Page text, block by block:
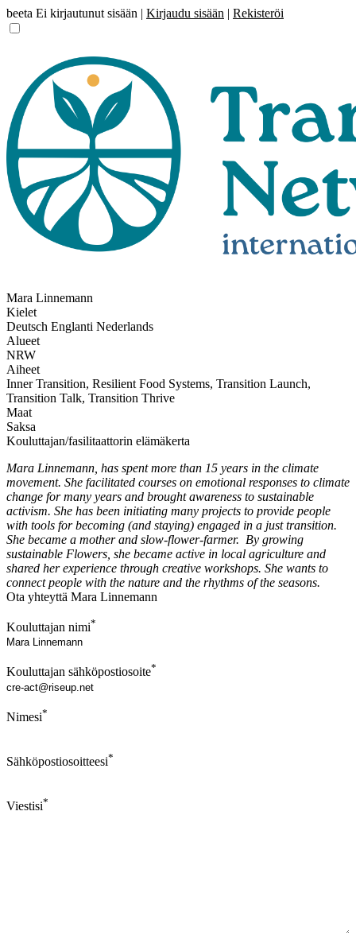
beeta Ei kirjautunut sisään | Kirjaudu sisään | Rekisteröi
Mara Linnemann
Kielet
Deutsch Englanti Nederlands
Alueet
NRW
Aiheet
Inner Transition, Resilient Food Systems, Transition Launch,
Transition Talk, Transition Thrive
Maat
Saksa
Kouluttajan/fasilitaattorin elämäkerta
Mara Linnemann, has spent more than 15 years in the climate
movement. She facilitated courses on emotional responses to climate
change for many years and brought awareness to sustainable
activism. She has been initiating many projects to provide people
with tools for becoming (and staying) engaged in a just transition.
She became a mother and slow-flower-farmer. By growing
sustainable Flowers, she became active in local agriculture and
shared her experience through creative workshops. She wants to
connect people with the nature and the rhythms of the seasons.
Ota yhteyttä Mara Linnemann
Kouluttajan nimi*
Kouluttajan sähköpostiosoite*
Nimesi*
Sähköpostiosoitteesi*
Viestisi*